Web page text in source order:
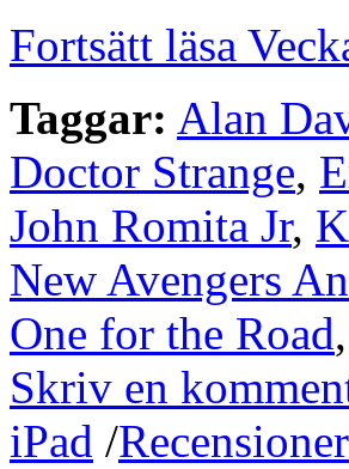
Fortsätt läsa
Taggar: Alan
Doctor Strange,
John Romita Jr,
New Avengers
One for the Road,
Skriv en
iPad /Recensioner